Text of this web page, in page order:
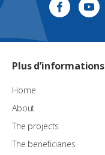
Plus d’informations
Home
About
The projects
The beneficiaries